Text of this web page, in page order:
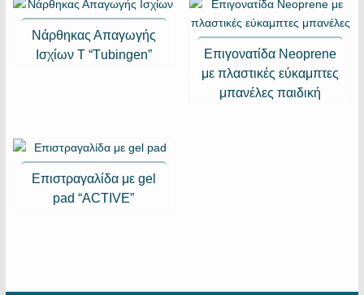
Νάρθηκας Απαγωγής
Ισχίων Τ “Τubingen”
Επιγονατίδα Neoprene
με πλαστικές εύκαμπτες
μπανέλες παιδική
Επιστραγαλίδα με gel
pad “ACTIVE”